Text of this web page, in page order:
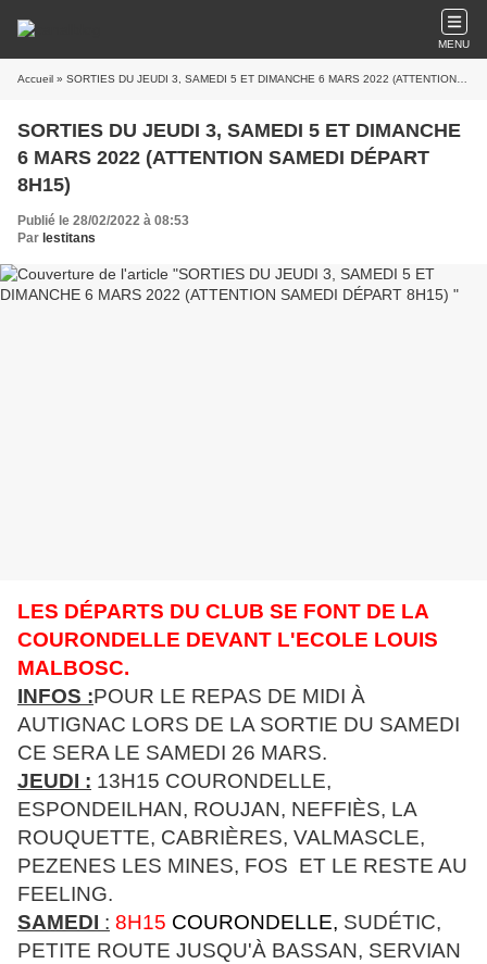
MENU
Accueil » SORTIES DU JEUDI 3, SAMEDI 5 ET DIMANCHE 6 MARS 2022 (ATTENTION SAMEDI DÉPART 8H15)
SORTIES DU JEUDI 3, SAMEDI 5 ET DIMANCHE
6 MARS 2022 (ATTENTION SAMEDI DÉPART
8H15)
Publié le 28/02/2022 à 08:53
Par lestitans
LES DÉPARTS DU CLUB SE FONT DE LA
COURONDELLE DEVANT L'ECOLE LOUIS
MALBOSC.
INFOS :POUR LE REPAS DE MIDI À
AUTIGNAC LORS DE LA SORTIE DU SAMEDI
CE SERA LE SAMEDI 26 MARS.
JEUDI : 13H15 COURONDELLE,
ESPONDEILHAN, ROUJAN, NEFFIÈS, LA
ROUQUETTE, CABRIÈRES, VALMASCLE,
PEZENES LES MINES, FOS ET LE RESTE AU
FEELING.
SAMEDI : 8H15 COURONDELLE, SUDÉTIC,
PETITE ROUTE JUSQU'À BASSAN, SERVIAN